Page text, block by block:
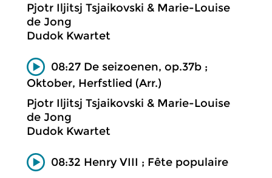
Pjotr Iljitsj Tsjaikovski & Marie-Louise
de Jong
Dudok Kwartet
08:27 De seizoenen, op.37b ;
Oktober, Herfstlied (Arr.)
Pjotr Iljitsj Tsjaikovski & Marie-Louise
de Jong
Dudok Kwartet
08:32 Henry VIII ; Fête populaire